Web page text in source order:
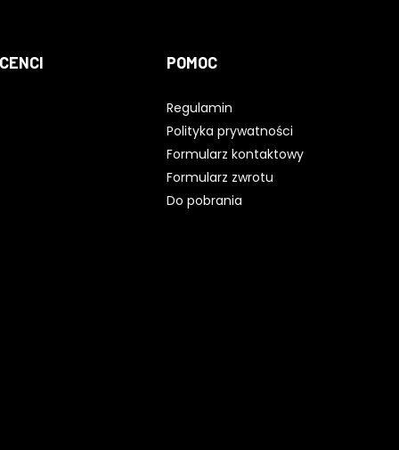
POMOC
Regulamin
Polityka prywatności
Formularz kontaktowy
Formularz zwrotu
Do pobrania